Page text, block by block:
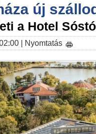
új
a Hotel
| Nyomtatás